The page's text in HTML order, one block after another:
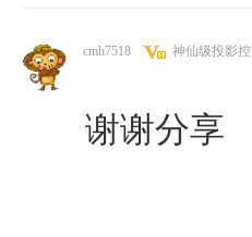
cmh7518 神仙级投影控
谢谢分享